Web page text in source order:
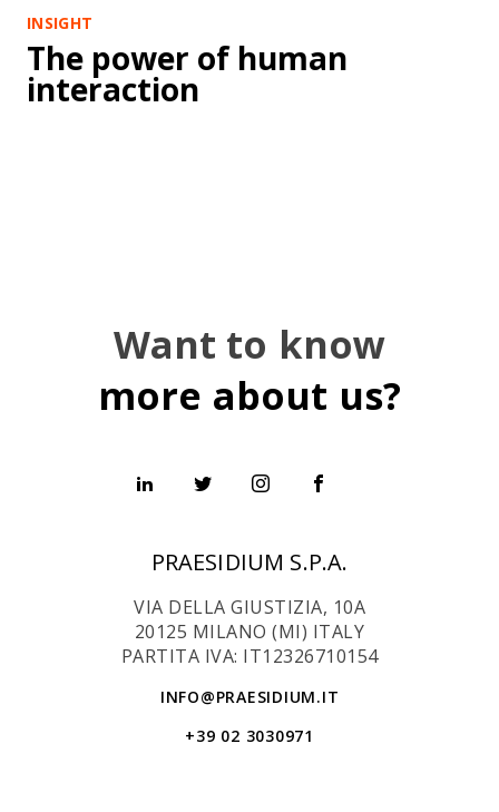
INSIGHT
The power of human
interaction
Want to know
more about us?
PRAESIDIUM S.P.A.
VIA DELLA GIUSTIZIA, 10A
20125 MILANO (MI) ITALY
PARTITA IVA: IT12326710154
INFO@PRAESIDIUM.IT
+39 02 3030971